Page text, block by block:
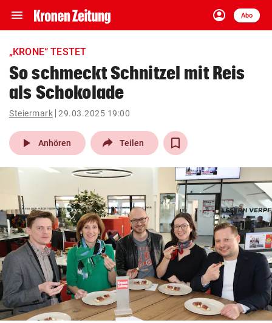
menu Navigation
ein-/ausklappen
account_circle
Anmelden
Abo
close Schließen
account_circle Anmelden
pin_drop
Wien arrow_right
bookmark
search
Suchbegriff
eingeben
© Krone Multimedia GmbH & Co KG 2026
Muthgasse 2, 1190 Wien
„KRONE“ TESTET
So schmeckt Schnitzel mit Reis
als Schokolade
Steiermark 29.03.2025 19:00
play_arrow Anhören Teilen